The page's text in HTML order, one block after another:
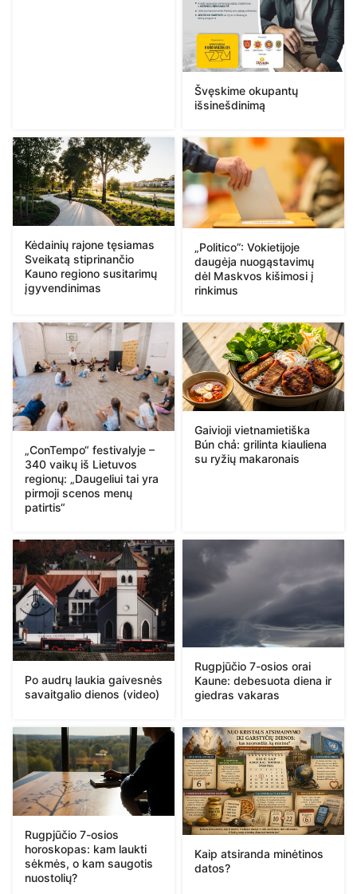
Švęskime okupantų
išsinešdinimą
Kėdainių rajone tęsiamas
Sveikatą stiprinančio
Kauno regiono susitarimų
įgyvendinimas
„Politico”: Vokietijoje
daugėja nuogąstavimų
dėl Maskvos kišimosi į
rinkimus
„ConTempo“ festivalyje –
340 vaikų iš Lietuvos
regionų: „Daugeliui tai yra
pirmoji scenos menų
patirtis“
Gaivioji vietnamietiška
Bún chả: grilinta kiauliena
su ryžių makaronais
Po audrų laukia gaivesnės
savaitgalio dienos (video)
Rugpjūčio 7-osios orai
Kaune: debesuota diena ir
giedras vakaras
Rugpjūčio 7-osios
horoskopas: kam laukti
sėkmės, o kam saugotis
nuostolių?
Kaip atsiranda minėtinos
datos?